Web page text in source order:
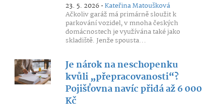
23. 5. 2026 •Kateřina Matoušková
Ačkoliv garáž má primárně sloužit k
parkování vozidel, v mnoha českých
domácnostech je využívána také jako
skladiště. Jenže spousta...
Je nárok na neschopenku
kvůli „přepracovanosti“?
Pojišťovna navíc přidá až 6 000
Kč